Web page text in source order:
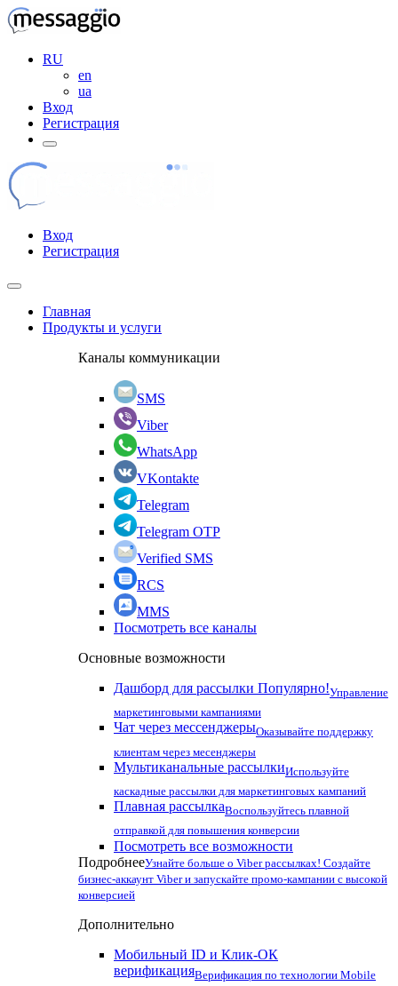
RU
en
ua
Вход
Регистрация
Вход
Регистрация
Главная
Продукты и услуги
Каналы коммуникации
SMS
Viber
WhatsApp
VKontakte
Telegram
Telegram OTP
Verified SMS
RCS
MMS
Посмотреть все каналы
Основные возможности
Дашборд для рассылки Популярно!Управление
маркетинговыми кампаниями
Чат через мессенджерыОказывайте поддержку
клиентам через месенджеры
Мультиканальные рассылкиИспользуйте
каскадные рассылки для маркетинговых кампаний
Плавная рассылкаВоспользуйтесь плавной
отправкой для повышения конверсии
Посмотреть все возможности
ПодробнееУзнайте больше о Viber рассылках! Создайте
бизнес-аккаунт Viber и запускайте промо-кампании с высокой
конверсией
Дополнительно
Мобильный ID и Клик-ОК
верификацияВерификация по технологии Mobile